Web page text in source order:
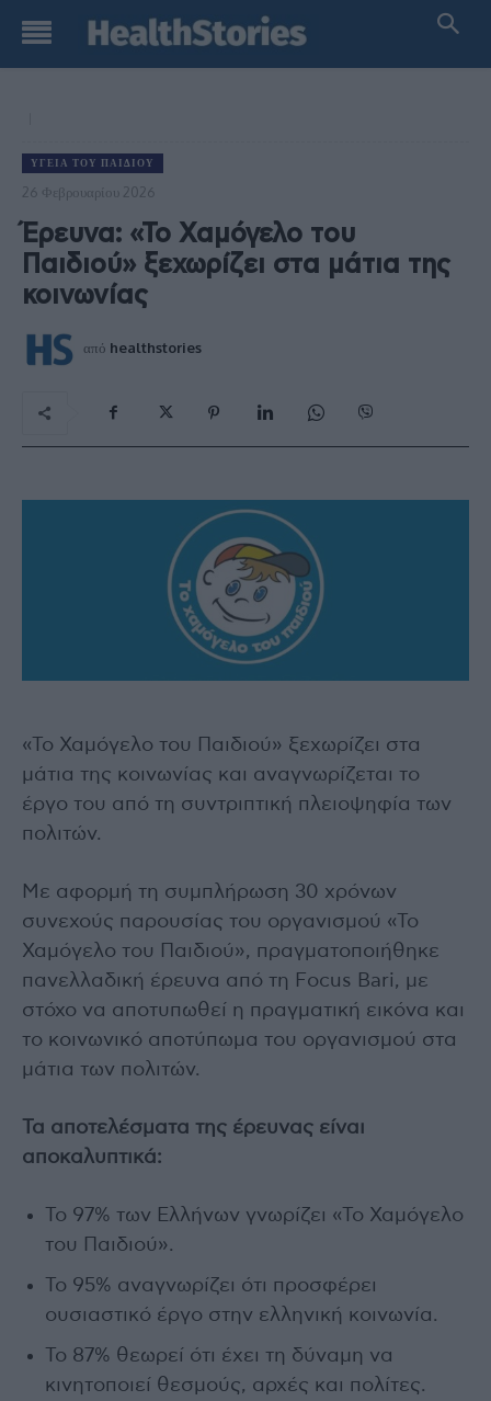
ΥΓΕΊΑ ΤΟΥ ΠΑΙΔΙΟΎ
26 Φεβρουαρίου 2026
Έρευνα: «Το Χαμόγελο του
Παιδιού» ξεχωρίζει στα μάτια της
κοινωνίας
από healthstories
«Το Χαμόγελο του Παιδιού» ξεχωρίζει στα
μάτια της κοινωνίας και αναγνωρίζεται το
έργο του από τη συντριπτική πλειοψηφία των
πολιτών.
Με αφορμή τη συμπλήρωση 30 χρόνων
συνεχούς παρουσίας του οργανισμού «Το
Χαμόγελο του Παιδιού», πραγματοποιήθηκε
πανελλαδική έρευνα από τη Focus Bari, με
στόχο να αποτυπωθεί η πραγματική εικόνα και
το κοινωνικό αποτύπωμα του οργανισμού στα
μάτια των πολιτών.
Τα αποτελέσματα της έρευνας είναι
αποκαλυπτικά:
Το 97% των Ελλήνων γνωρίζει «Το Χαμόγελο
του Παιδιού».
Το 95% αναγνωρίζει ότι προσφέρει
ουσιαστικό έργο στην ελληνική κοινωνία.
Το 87% θεωρεί ότι έχει τη δύναμη να
κινητοποιεί θεσμούς, αρχές και πολίτες.